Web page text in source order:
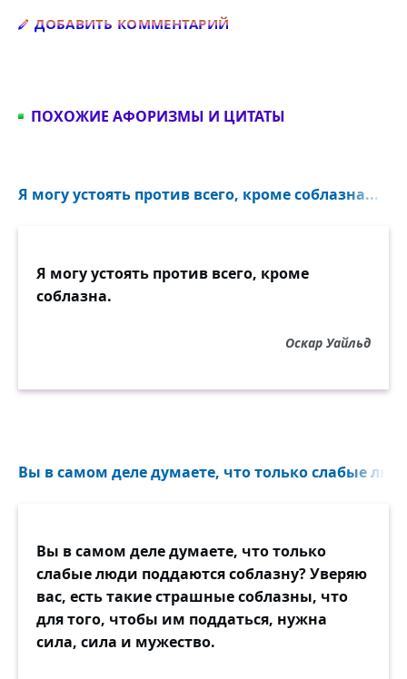
ДОБАВИТЬ КОММЕНТАРИЙ
ПОХОЖИЕ АФОРИЗМЫ И ЦИТАТЫ
Я могу устоять против всего, кроме соблазна...
Я могу устоять против всего, кроме
соблазна.
Оскар Уайльд
Вы в самом деле думаете, что только слабые
Вы в самом деле думаете, что только
слабые люди поддаются соблазну? Уверяю
вас, есть такие страшные соблазны, что
для того, чтобы им поддаться, нужна
сила, сила и мужество.